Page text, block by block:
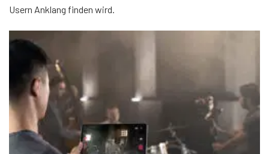
Usern Anklang finden wird.